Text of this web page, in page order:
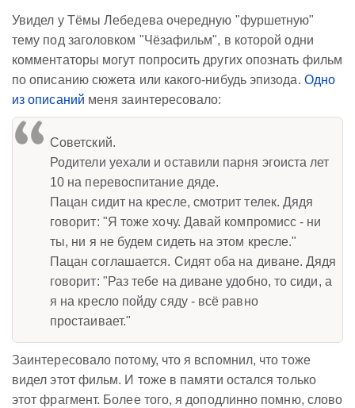
Увидел у Тёмы Лебедева очередную "фуршетную"
тему под заголовком "Чёзафильм", в которой одни
комментаторы могут попросить других опознать фильм
по описанию сюжета или какого-нибудь эпизода. Одно
из описаний меня заинтересовало:
Советский.
Родители уехали и оставили парня эгоиста лет
10 на перевоспитание дяде.
Пацан сидит на кресле, смотрит телек. Дядя
говорит: "Я тоже хочу. Давай компромисс - ни
ты, ни я не будем сидеть на этом кресле."
Пацан соглашается. Сидят оба на диване. Дядя
говорит: "Раз тебе на диване удобно, то сиди, а
я на кресло пойду сяду - всё равно
простаивает."
Заинтересовало потому, что я вспомнил, что тоже
видел этот фильм. И тоже в памяти остался только
этот фрагмент. Более того, я доподлинно помню, слово